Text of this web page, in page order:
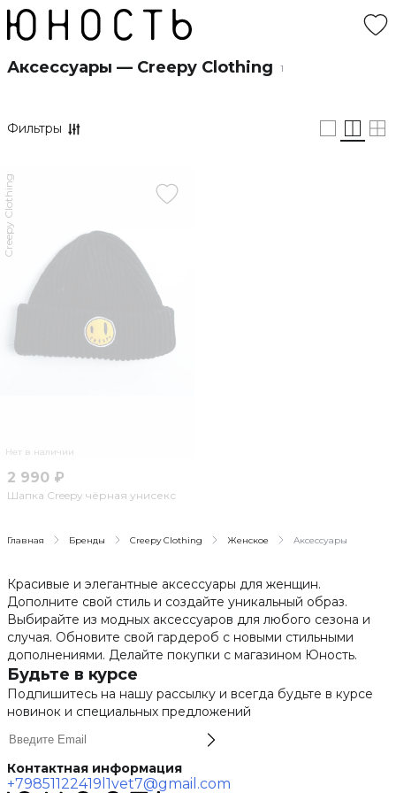
Аксессуары — Creepy Clothing 1
Фильтры
Нет в наличии
Creepy Clothing
2 990 ₽
Шапка Creepy чёрная унисекс
Главная Бренды Creepy Clothing Женское Аксессуары
Красивые и элегантные аксессуары для женщин.
Дополните свой стиль и создайте уникальный образ.
Выбирайте из модных аксессуаров для любого сезона и
случая. Обновите свой гардероб с новыми стильными
дополнениями. Делайте покупки с магазином Юность.
Будьте в курсе
Подпишитесь на нашу рассылку и всегда будьте в курсе
новинок и специальных предложений
Контактная информация
+79851122419 l1vet7@gmail.com